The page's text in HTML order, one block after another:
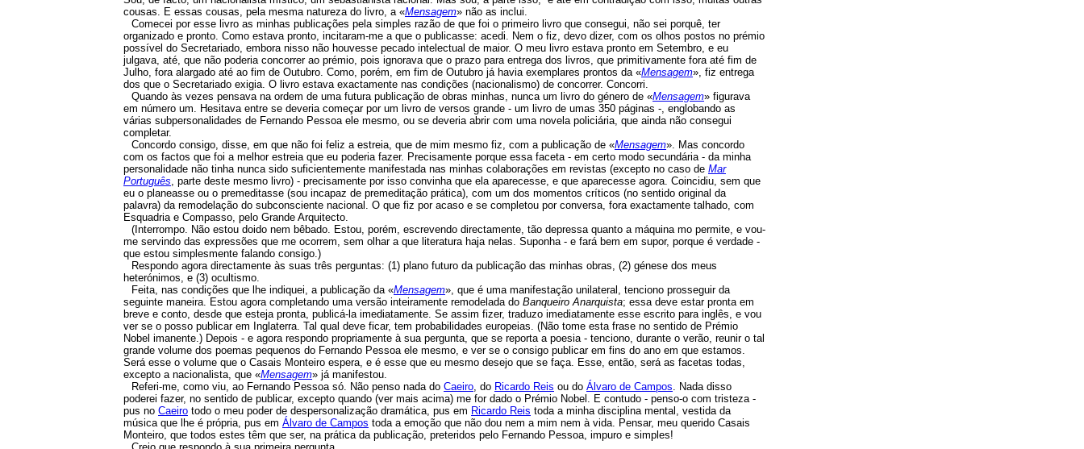
cousas. E essas cousas, pela mesma natureza do livro, a «Mensagem» não as inclui.
Comecei por esse livro as minhas publicações pela simples razão de que foi o primeiro livro que consegui, não sei porquê, ter
organizado e pronto. Como estava pronto, incitaram-me a que o publicasse: acedi. Nem o fiz, devo dizer, com os olhos postos no prémio
possível do Secretariado, embora nisso não houvesse pecado intelectual de maior. O meu livro estava pronto em Setembro, e eu
julgava, até, que não poderia concorrer ao prémio, pois ignorava que o prazo para entrega dos livros, que primitivamente fora até fim de
Julho, fora alargado até ao fim de Outubro. Como, porém, em fim de Outubro já havia exemplares prontos da «Mensagem», fiz entrega
dos que o Secretariado exigia. O livro estava exactamente nas condições (nacionalismo) de concorrer. Concorri.
Quando às vezes pensava na ordem de uma futura publicação de obras minhas, nunca um livro do género de «Mensagem» figurava
em número um. Hesitava entre se deveria começar por um livro de versos grande - um livro de umas 350 páginas -, englobando as
várias subpersonalidades de Fernando Pessoa ele mesmo, ou se deveria abrir com uma novela policiária, que ainda não consegui
completar.
Concordo consigo, disse, em que não foi feliz a estreia, que de mim mesmo fiz, com a publicação de «Mensagem». Mas concordo
com os factos que foi a melhor estreia que eu poderia fazer. Precisamente porque essa faceta - em certo modo secundária - da minha
personalidade não tinha nunca sido suficientemente manifestada nas minhas colaborações em revistas (excepto no caso de Mar
Português, parte deste mesmo livro) - precisamente por isso convinha que ela aparecesse, e que aparecesse agora. Coincidiu, sem que
eu o planeasse ou o premeditasse (sou incapaz de premeditação prática), com um dos momentos críticos (no sentido original da
palavra) da remodelação do subconsciente nacional. O que fiz por acaso e se completou por conversa, fora exactamente talhado, com
Esquadria e Compasso, pelo Grande Arquitecto.
(Interrompo. Não estou doido nem bêbado. Estou, porém, escrevendo directamente, tão depressa quanto a máquina mo permite, e vou-
me servindo das expressões que me ocorrem, sem olhar a que literatura haja nelas. Suponha - e fará bem em supor, porque é verdade -
que estou simplesmente falando consigo.)
Respondo agora directamente às suas três perguntas: (1) plano futuro da publicação das minhas obras, (2) génese dos meus
heterónimos, e (3) ocultismo.
Feita, nas condições que lhe indiquei, a publicação da «Mensagem», que é uma manifestação unilateral, tenciono prosseguir da
seguinte maneira. Estou agora completando uma versão inteiramente remodelada do Banqueiro Anarquista; essa deve estar pronta em
breve e conto, desde que esteja pronta, publicá-la imediatamente. Se assim fizer, traduzo imediatamente esse escrito para inglês, e vou
ver se o posso publicar em Inglaterra. Tal qual deve ficar, tem probabilidades europeias. (Não tome esta frase no sentido de Prémio
Nobel imanente.) Depois - e agora respondo propriamente à sua pergunta, que se reporta a poesia - tenciono, durante o verão, reunir o tal
grande volume dos poemas pequenos do Fernando Pessoa ele mesmo, e ver se o consigo publicar em fins do ano em que estamos.
Será esse o volume que o Casais Monteiro espera, e é esse que eu mesmo desejo que se faça. Esse, então, será as facetas todas,
excepto a nacionalista, que «Mensagem» já manifestou.
Referi-me, como viu, ao Fernando Pessoa só. Não penso nada do Caeiro, do Ricardo Reis ou do Álvaro de Campos. Nada disso
poderei fazer, no sentido de publicar, excepto quando (ver mais acima) me for dado o Prémio Nobel. E contudo - penso-o com tristeza -
pus no Caeiro todo o meu poder de despersonalização dramática, pus em Ricardo Reis toda a minha disciplina mental, vestida da
música que lhe é própria, pus em Álvaro de Campos toda a emoção que não dou nem a mim nem à vida. Pensar, meu querido Casais
Monteiro, que todos estes têm que ser, na prática da publicação, preteridos pelo Fernando Pessoa, impuro e simples!